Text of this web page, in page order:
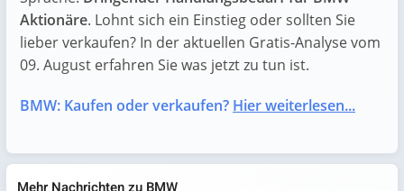
Aktionäre. Lohnt sich ein Einstieg oder sollten Sie
lieber verkaufen? In der aktuellen Gratis-Analyse vom
09. August erfahren Sie was jetzt zu tun ist.
BMW: Kaufen oder verkaufen? Hier weiterlesen...